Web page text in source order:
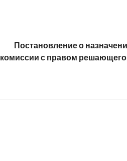
Постановление о
комиссии с правом решающего